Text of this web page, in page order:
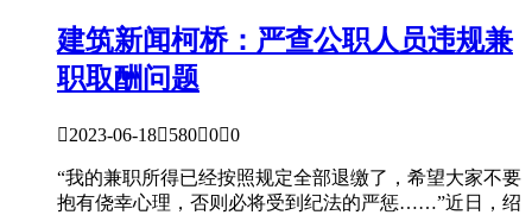
建筑新闻柯桥：严查公职人员违规兼
职取酬问题
2023-06-1858000
“我的兼职所得已经按照规定全部退缴了，希望大家不要
抱有侥幸心理，否则必将受到纪法的严惩……”近日，绍